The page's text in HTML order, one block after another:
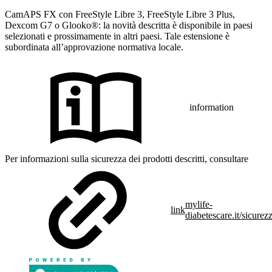
CamAPS FX con FreeStyle Libre 3, FreeStyle Libre 3 Plus,
Dexcom G7 o Glooko®: la novità descritta è disponibile in paesi
selezionati e prossimamente in altri paesi. Tale estensione è
subordinata all’approvazione normativa locale.
information
Per informazioni sulla sicurezza dei prodotti descritti, consultare
link
mylife-
diabetescare.it/